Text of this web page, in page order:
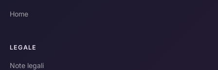
Home
LEGALE
Note legali